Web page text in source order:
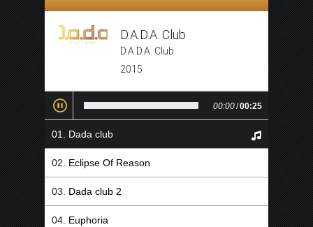
D.A.D.A. Club
D.A.D.A. Club
2015
00:00/00:25
Dada club
Eclipse Of Reason
Dada club 2
Euphoria